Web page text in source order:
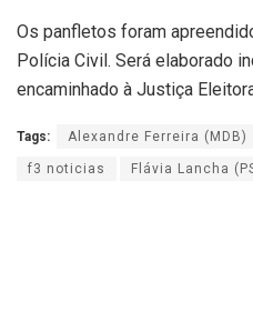
Os panfletos foram
Polícia Civil. Será elaborado
encaminhado à Justiça
Tags: Alexandre Ferreira (MDB)
f3 noticias Flávia Lancha